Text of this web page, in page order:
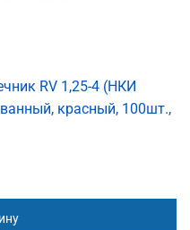
RV 1,25-4 (НКИ
красный, 100шт.,